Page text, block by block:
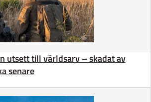
utsett till världsarv – skadat av
senare